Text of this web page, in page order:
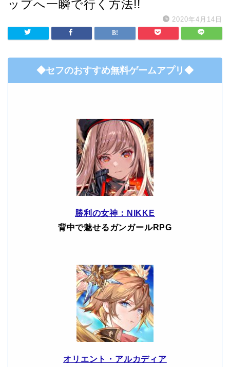
ップへ一瞬で行く方法!!
2020年4月14日
◆セフのおすすめ無料ゲームアプリ◆
勝利の女神：NIKKE
背中で魅せるガンガールRPG
オリエント・アルカディア